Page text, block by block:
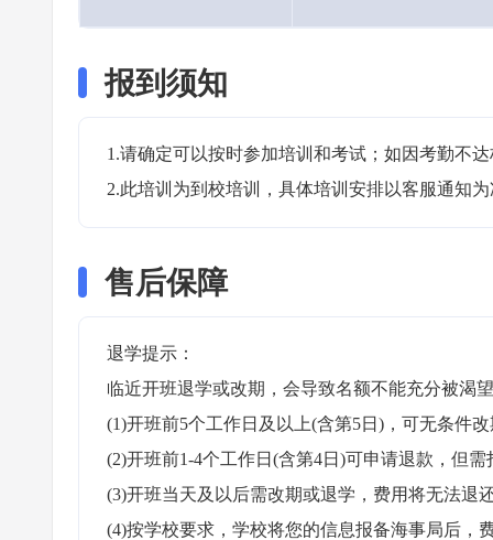
报到须知
1.请确定可以按时参加培训和考试；如因考勤不
2.此培训为到校培训，具体培训安排以客服通知
售后保障
退学提示：
临近开班退学或改期，会导致名额不能充分被渴
(1)开班前5个工作日及以上(含第5日)，可无条件
(2)开班前1-4个工作日(含第4日)可申请退款，但
(3)开班当天及以后需改期或退学，费用将无法退
(4)按学校要求，学校将您的信息报备海事局后，